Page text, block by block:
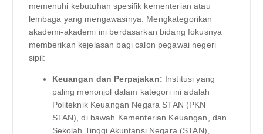
memenuhi kebutuhan spesifik kementerian atau
lembaga yang mengawasinya. Mengkategorikan
akademi-akademi ini berdasarkan bidang fokusnya
memberikan kejelasan bagi calon pegawai negeri
sipil:
Keuangan dan Perpajakan: Institusi yang
paling menonjol dalam kategori ini adalah
Politeknik Keuangan Negara STAN (PKN
STAN), di bawah Kementerian Keuangan, dan
Sekolah Tinggi Akuntansi Negara (STAN),